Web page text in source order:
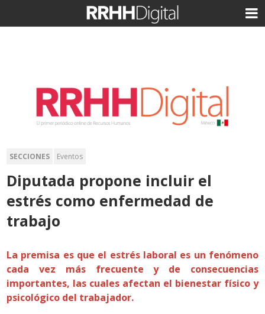
SECCIONES Eventos
Diputada propone incluir el
estrés como enfermedad de
trabajo
La premisa es que el estrés laboral es un fenómeno
cada vez más frecuente y de consecuencias
importantes, las cuales afectan el bienestar físico y
psicológico del trabajador.